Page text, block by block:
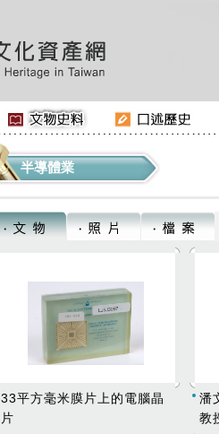
半導體業
33平方毫米膜片上的電腦晶
片
潘
教